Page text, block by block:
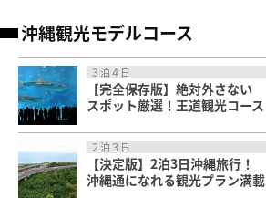
沖縄観光モデルコース
３泊４日
【完全保存版】絶対外さない
スポット厳選！王道観光コース
２泊３日
【決定版】2泊3日沖縄旅行！
沖縄通になれる観光プラン満載